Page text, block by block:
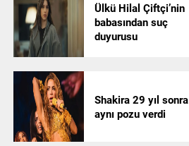
Ülkü Hilal Çiftçi’nin
babasından suç
duyurusu
Shakira 29 yıl sonra
aynı pozu verdi